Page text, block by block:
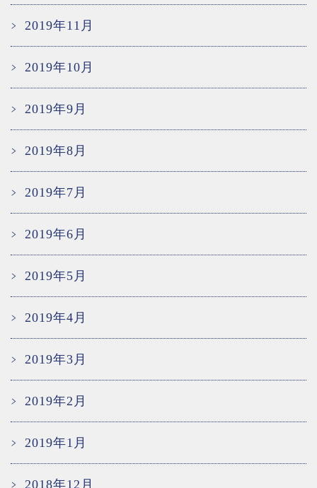
2019年11月
2019年10月
2019年9月
2019年8月
2019年7月
2019年6月
2019年5月
2019年4月
2019年3月
2019年2月
2019年1月
2018年12月